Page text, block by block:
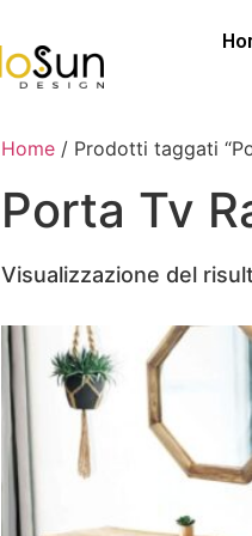
Home / Prodotti taggati
Porta Tv
Visualizzazione del